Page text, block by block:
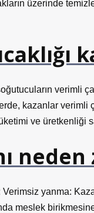
üzerinde
verimli
kazanlar verimli
ve üretkenliği
yanma:
meslek